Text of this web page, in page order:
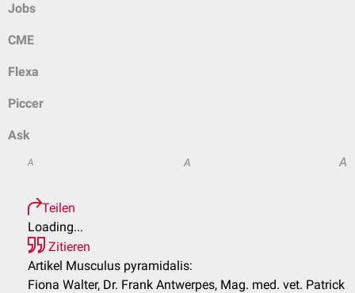
Jobs
CME
Flexa
Piccer
Ask
A A A
Teilen
Loading...
Zitieren
Artikel Musculus pyramidalis:
Fiona Walter, Dr. Frank Antwerpes, Mag. med. vet. Patrick